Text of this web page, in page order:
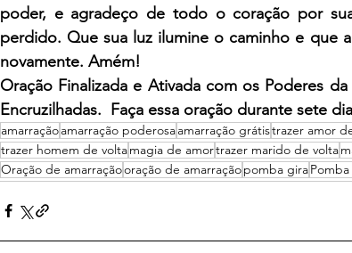
poder, e agradeço de todo o coração por
perdido. Que sua luz ilumine o caminho e que
novamente. Amém!
Oração Finalizada e Ativada com os Poderes
Encruzilhadas.  Faça essa oração durante sete
amarraçãoamarração poderosaamarração grátistrazer amor
trazer homem de voltamagia de amortrazer marido de volta
Oração de amarraçãooração de amarraçãopomba gira